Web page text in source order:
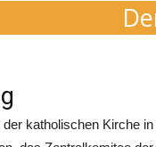
katholischen Kirche